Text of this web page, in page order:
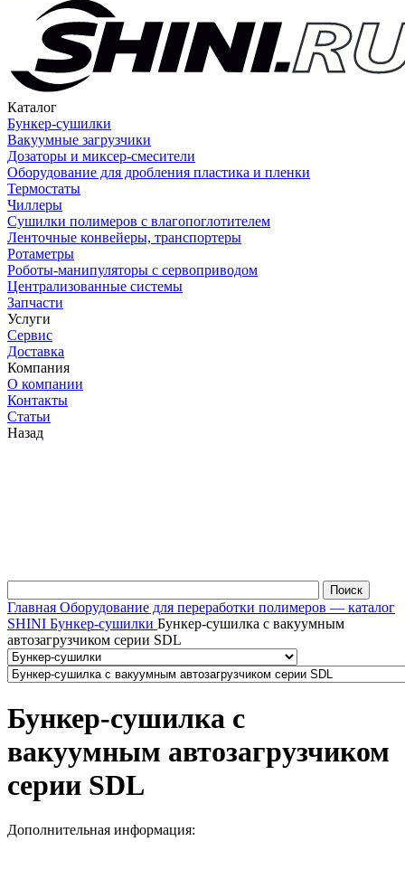
Каталог
Бункер-сушилки
Вакуумные загрузчики
Дозаторы и миксер-смесители
Оборудование для дробления пластика и пленки
Термостаты
Чиллеры
Сушилки полимеров с влагопоглотителем
Ленточные конвейеры, транспортеры
Ротаметры
Роботы-манипуляторы с сервоприводом
Централизованные системы
Запчасти
Услуги
Сервис
Доставка
Компания
О компании
Контакты
Статьи
Назад
Главная Оборудование для переработки полимеров — каталог
SHINI Бункер-сушилки Бункер-сушилка с вакуумным
автозагрузчиком серии SDL
Бункер-сушилка с
вакуумным автозагрузчиком
серии SDL
Дополнительная информация: